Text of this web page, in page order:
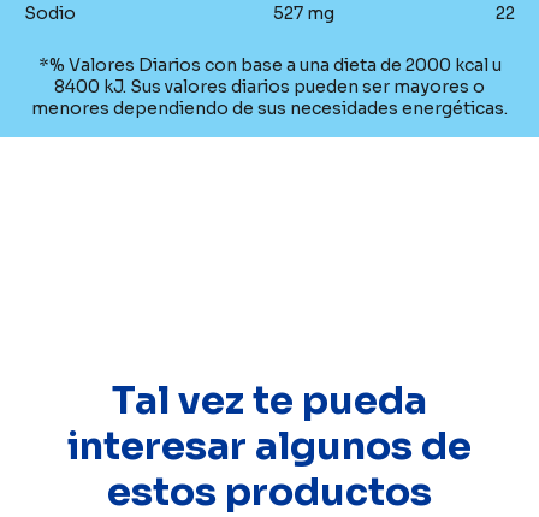
Sodio 527 mg 22
*% Valores Diarios con base a una dieta de 2000 kcal u
8400 kJ. Sus valores diarios pueden ser mayores o
menores dependiendo de sus necesidades energéticas.
Tal vez te pueda
interesar algunos de
estos productos